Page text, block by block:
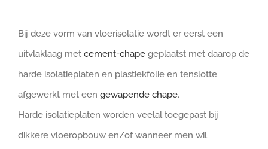
Bij deze vorm van vloerisolatie wordt er eerst een
uitvlaklaag met cement-chapegeplaatst met daarop de
harde isolatieplaten en plastiekfolie en tenslotte
afgewerkt met een gewapende chape.
Harde isolatieplaten worden veelal toegepast bij
dikkere vloeropbouw en/of wanneer men wil